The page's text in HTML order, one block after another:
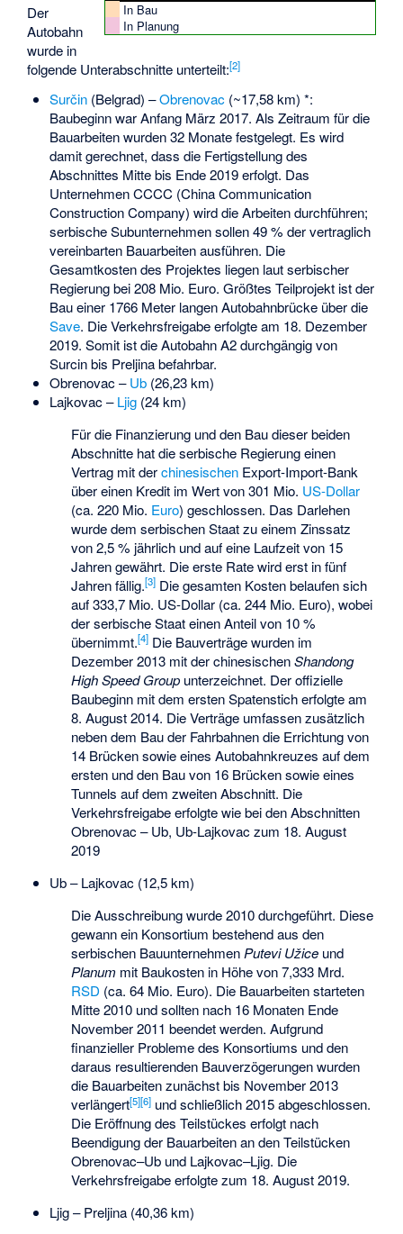
In Bau
In Planung
Der
Autobahn
wurde in
folgende Unterabschnitte unterteilt:[2]
Surčin(Belgrad) –Obrenovac(~17,58 km) *:
Baubeginn war Anfang März 2017. Als Zeitraum für die
Bauarbeiten wurden 32 Monate festgelegt. Es wird
damit gerechnet, dass die Fertigstellung des
Abschnittes Mitte bis Ende 2019 erfolgt. Das
Unternehmen CCCC (China Communication
Construction Company) wird die Arbeiten durchführen;
serbische Subunternehmen sollen 49 % der vertraglich
vereinbarten Bauarbeiten ausführen. Die
Gesamtkosten des Projektes liegen laut serbischer
Regierung bei 208 Mio. Euro. Größtes Teilprojekt ist der
Bau einer 1766 Meter langen Autobahnbrücke über die
Save. Die Verkehrsfreigabe erfolgte am 18. Dezember
2019. Somit ist die Autobahn A2 durchgängig von
Surcin bis Preljina befahrbar.
Obrenovac –Ub(26,23 km)
Lajkovac–Ljig(24 km)
Für die Finanzierung und den Bau dieser beiden
Abschnitte hat die serbische Regierung einen
Vertrag mit derchinesischen Export-Import-Bank
über einen Kredit im Wert von 301 Mio. US-Dollar
(ca. 220 Mio. Euro) geschlossen. Das Darlehen
wurde dem serbischen Staat zu einem Zinssatz
von 2,5 % jährlich und auf eine Laufzeit von 15
Jahren gewährt. Die erste Rate wird erst in fünf
Jahren fällig.[3] Die gesamten Kosten belaufen sich
auf 333,7 Mio. US-Dollar (ca. 244 Mio. Euro), wobei
der serbische Staat einen Anteil von 10 %
übernimmt.[4] Die Bauverträge wurden im
Dezember 2013 mit der chinesischenShandong
High Speed Group unterzeichnet. Der offizielle
Baubeginn mit dem ersten Spatenstich erfolgte am
8. August 2014. Die Verträge umfassen zusätzlich
neben dem Bau der Fahrbahnen die Errichtung von
14 Brücken sowie eines Autobahnkreuzes auf dem
ersten und den Bau von 16 Brücken sowie eines
Tunnels auf dem zweiten Abschnitt. Die
Verkehrsfreigabe erfolgte wie bei den Abschnitten
Obrenovac – Ub, Ub-Lajkovac zum 18. August
2019
Ub – Lajkovac (12,5 km)
Die Ausschreibung wurde 2010 durchgeführt. Diese
gewann ein Konsortium bestehend aus den
serbischen BauunternehmenPutevi Užice und
Planum mit Baukosten in Höhe von 7,333 Mrd.
RSD (ca. 64 Mio. Euro). Die Bauarbeiten starteten
Mitte 2010 und sollten nach 16 Monaten Ende
November 2011 beendet werden. Aufgrund
finanzieller Probleme des Konsortiums und den
daraus resultierenden Bauverzögerungen wurden
die Bauarbeiten zunächst bis November 2013
verlängert[5][6] und schließlich 2015 abgeschlossen.
Die Eröffnung des Teilstückes erfolgt nach
Beendigung der Bauarbeiten an den Teilstücken
Obrenovac–Ub und Lajkovac–Ljig. Die
Verkehrsfreigabe erfolgte zum 18. August 2019.
Ljig –Preljina(40,36 km)